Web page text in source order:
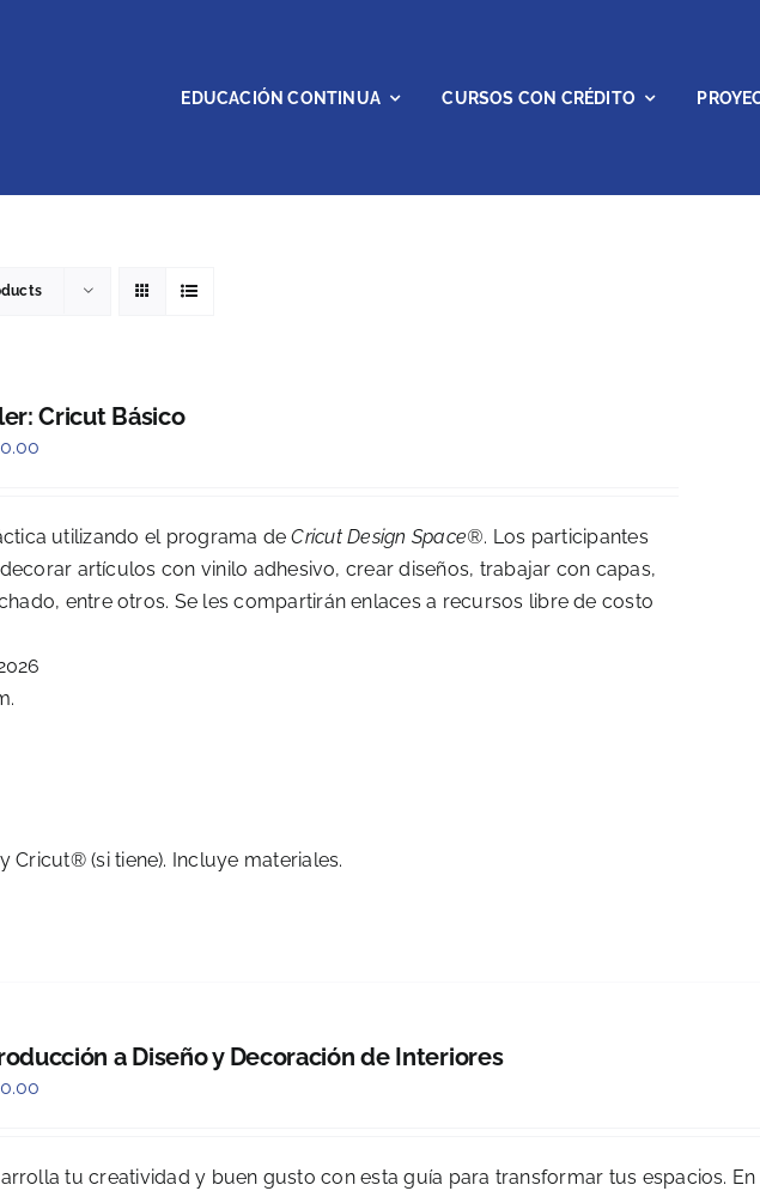
EDUCACIÓN CONTINUA CURSOS CON CRÉDITO
Cricut Básico
utilizando el programa deCricut Design Space®. Los participantes
artículos con vinilo adhesivo, crear diseños, trabajar con capas,
entre otros. Se les compartirán enlaces a recursos libre de costo
y Cricut® (si tiene). Incluye materiales.
a Diseño y Decoración de Interiores
tu creatividad y buen gusto con esta guía para transformar tus espacios.